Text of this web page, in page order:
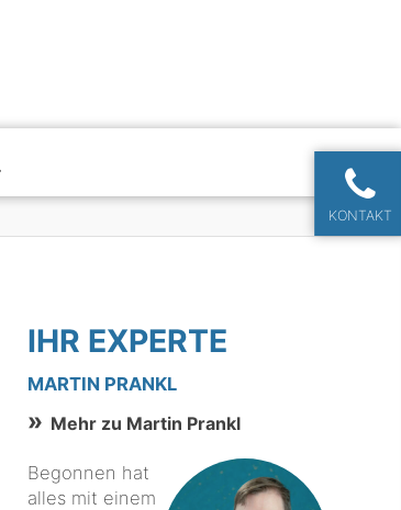
KONTAKT
IHR EXPERTE
MARTIN PRANKL
Mehr zu Martin Prankl
Begonnen hat
alles mit einem